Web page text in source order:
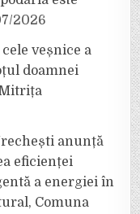
2026
veșnice a
doamnei
anunță
eficienței
a energiei în
Comuna